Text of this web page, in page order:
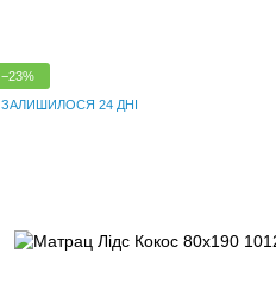
−23%
ЗАЛИШИЛОСЯ 24 ДНІ